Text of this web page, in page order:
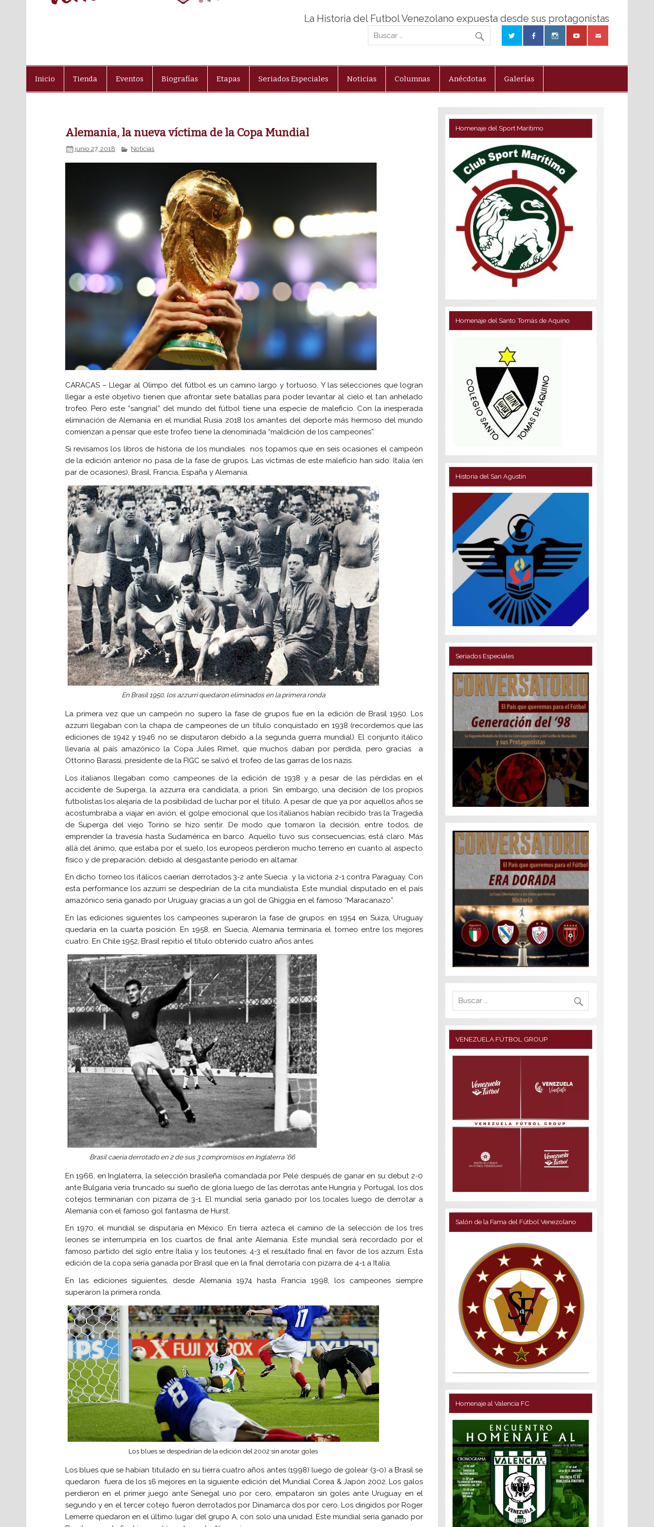
La Historia del Futbol Venezolano expuesta desde sus protagonistas
Inicio Tienda Eventos Biografías Etapas Seriados Especiales Noticias Columnas Anécdotas Galerías
Alemania, la nueva víctima de la Copa Mundial
junio 27, 2018 Noticias
CARACAS – Llegar al Olimpo del fútbol es un camino largo y tortuoso. Y las selecciones que logran
llegar a este objetivo tienen que afrontar siete batallas para poder levantar al cielo el tan anhelado
trofeo. Pero este “sangrial” del mundo del fútbol tiene una especie de maleficio. Con la inesperada
eliminación de Alemania en el mundial Rusia 2018 los amantes del deporte más hermoso del mundo
comienzan a pensar que este trofeo tiene la denominada “maldición de los campeones”.
Si revisamos los libros de historia de los mundiales nos topamos que en seis ocasiones el campeón
de la edición anterior no pasa de la fase de grupos. Las víctimas de este maleficio han sido: Italia (en
par de ocasiones), Brasil, Francia, España y Alemania.
En Brasil 1950, los azzurri quedaron eliminados en la primera ronda
La primera vez que un campeón no supero la fase de grupos fue en la edición de Brasil 1950. Los
azzurri llegaban con la chapa de campeones de un título conquistado en 1938 (recordemos que las
ediciones de 1942 y 1946 no se disputaron debido a la segunda guerra mundial). El conjunto itálico
llevaría al país amazónico la Copa Jules Rimet, que muchos daban por perdida, pero gracias a
Ottorino Barassi, presidente de la FIGC se salvó el trofeo de las garras de los nazis.
Los italianos llegaban como campeones de la edición de 1938 y a pesar de las pérdidas en el
accidente de Superga, la azzurra era candidata, a priori. Sin embargo, una decisión de los propios
futbolistas los alejaría de la posibilidad de luchar por el título. A pesar de que ya por aquellos años se
acostumbraba a viajar en avión, el golpe emocional que los italianos habían recibido tras la Tragedia
de Superga del viejo Torino se hizo sentir. De modo que tomaron la decisión, entre todos, de
emprender la travesía hasta Sudamérica en barco. Aquello tuvo sus consecuencias, está claro. Más
allá del ánimo, que estaba por el suelo, los europeos perdieron mucho terreno en cuanto al aspecto
físico y de preparación, debido al desgastante período en altamar.
En dicho torneo los itálicos caerían derrotados 3-2 ante Suecia y la victoria 2-1 contra Paraguay. Con
esta performance los azzurri se despedirían de la cita mundialista. Este mundial disputado en el país
amazónico seria ganado por Uruguay gracias a un gol de Ghiggia en el famoso “Maracanazo”.
En las ediciones siguientes los campeones superaron la fase de grupos: en 1954 en Suiza, Uruguay
quedaría en la cuarta posición. En 1958, en Suecia, Alemania terminaría el torneo entre los mejores
cuatro. En Chile 1952, Brasil repitió el título obtenido cuatro años antes.
Brasil caería derrotado en 2 de sus 3 compromisos en Inglaterra ’66
En 1966, en Inglaterra, la selección brasileña comandada por Pelé después de ganar en su debut 2-0
ante Bulgaria vería truncado su sueño de gloria luego de las derrotas ante Hungría y Portugal, los dos
cotejos terminarían con pizarra de 3-1. El mundial sería ganado por los locales luego de derrotar a
Alemania con el famoso gol fantasma de Hurst.
En 1970, el mundial se disputaría en México. En tierra azteca el camino de la selección de los tres
leones se interrumpiría en los cuartos de final ante Alemania. Este mundial será recordado por el
famoso partido del siglo entre Italia y los teutones: 4-3 el resultado final en favor de los azzurri. Esta
edición de la copa sería ganada por Brasil que en la final derrotaría con pizarra de 4-1 a Italia.
En las ediciones siguientes, desde Alemania 1974 hasta Francia 1998, los campeones siempre
superaron la primera ronda.
Los blues se despedirían de la edición del 2002 sin anotar goles
Los blues que se habían titulado en su tierra cuatro años antes (1998) luego de golear (3-0) a Brasil se
quedaron fuera de los 16 mejores en la siguiente edición del Mundial Corea & Japón 2002. Los galos
perdieron en el primer juego ante Senegal uno por cero, empataron sin goles ante Uruguay en el
segundo y en el tercer cotejo fueron derrotados por Dinamarca dos por cero. Los dirigidos por Roger
Lemerre quedaron en el último lugar del grupo A, con solo una unidad. Este mundial sería ganado por
Homenaje del Sport Marítimo
Homenaje del Santo Tomás de Aquino
Historia del San Agustín
Seriados Especiales
VENEZUELA FÚTBOL GROUP
Salón de la Fama del Fútbol Venezolano
Homenaje al Valencia FC